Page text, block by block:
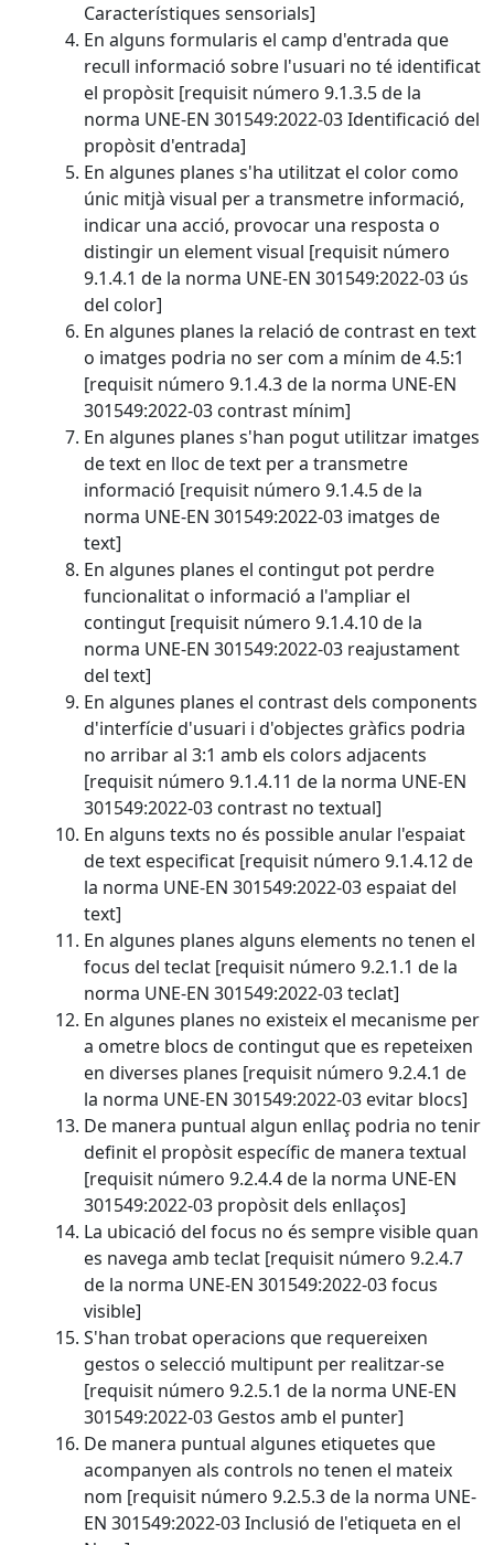
Característiques sensorials]
En alguns formularis el camp d'entrada que
recull informació sobre l'usuari no té identificat
el propòsit [requisit número 9.1.3.5 de la
norma UNE-EN 301549:2022-03 Identificació del
propòsit d'entrada]
En algunes planes s'ha utilitzat el color como
únic mitjà visual per a transmetre informació,
indicar una acció, provocar una resposta o
distingir un element visual [requisit número
9.1.4.1 de la norma UNE-EN 301549:2022-03 ús
del color]
En algunes planes la relació de contrast en text
o imatges podria no ser com a mínim de 4.5:1
[requisit número 9.1.4.3 de la norma UNE-EN
301549:2022-03 contrast mínim]
En algunes planes s'han pogut utilitzar imatges
de text en lloc de text per a transmetre
informació [requisit número 9.1.4.5 de la
norma UNE-EN 301549:2022-03 imatges de
text]
En algunes planes el contingut pot perdre
funcionalitat o informació a l'ampliar el
contingut [requisit número 9.1.4.10 de la
norma UNE-EN 301549:2022-03 reajustament
del text]
En algunes planes el contrast dels components
d'interfície d'usuari i d'objectes gràfics podria
no arribar al 3:1 amb els colors adjacents
[requisit número 9.1.4.11 de la norma UNE-EN
301549:2022-03 contrast no textual]
En alguns texts no és possible anular l'espaiat
de text especificat [requisit número 9.1.4.12 de
la norma UNE-EN 301549:2022-03 espaiat del
text]
En algunes planes alguns elements no tenen el
focus del teclat [requisit número 9.2.1.1 de la
norma UNE-EN 301549:2022-03 teclat]
En algunes planes no existeix el mecanisme per
a ometre blocs de contingut que es repeteixen
en diverses planes [requisit número 9.2.4.1 de
la norma UNE-EN 301549:2022-03 evitar blocs]
De manera puntual algun enllaç podria no tenir
definit el propòsit específic de manera textual
[requisit número 9.2.4.4 de la norma UNE-EN
301549:2022-03 propòsit dels enllaços]
La ubicació del focus no és sempre visible quan
es navega amb teclat [requisit número 9.2.4.7
de la norma UNE-EN 301549:2022-03 focus
visible]
S'han trobat operacions que requereixen
gestos o selecció multipunt per realitzar-se
[requisit número 9.2.5.1 de la norma UNE-EN
301549:2022-03 Gestos amb el punter]
De manera puntual algunes etiquetes que
acompanyen als controls no tenen el mateix
nom [requisit número 9.2.5.3 de la norma UNE-
EN 301549:2022-03 Inclusió de l'etiqueta en el